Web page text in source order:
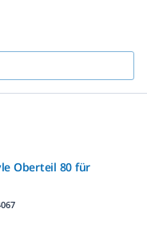
Oberteil 80 für